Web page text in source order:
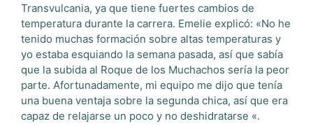
Transvulcania, ya que tiene fuertes cambios de
temperatura durante la carrera. Emelie explicó: «No he
tenido muchas formación sobre altas temperaturas y
yo estaba esquiando la semana pasada, así que sabía
que la subida al Roque de los Muchachos sería la peor
parte. Afortunadamente, mi equipo me dijo que tenía
una buena ventaja sobre la segunda chica, así que era
capaz de relajarse un poco y no deshidratarse «.